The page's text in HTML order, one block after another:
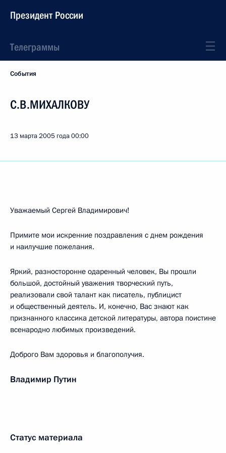
Президент России
Телеграммы
События
С.В.МИХАЛКОВУ
13 марта 2005 года00:00
Уважаемый Сергей Владимирович!
Примите мои искренние поздравления с днем рождения
и наилучшие пожелания.
Яркий, разносторонне одаренный человек, Вы прошли
большой, достойный уважения творческий путь,
реализовали свой талант как писатель, публицист
и общественный деятель. И, конечно, Вас знают как
признанного классика детской литературы, автора поистине
всенародно любимых произведений.
Доброго Вам здоровья и благополучия.
Владимир Путин
Статус материала